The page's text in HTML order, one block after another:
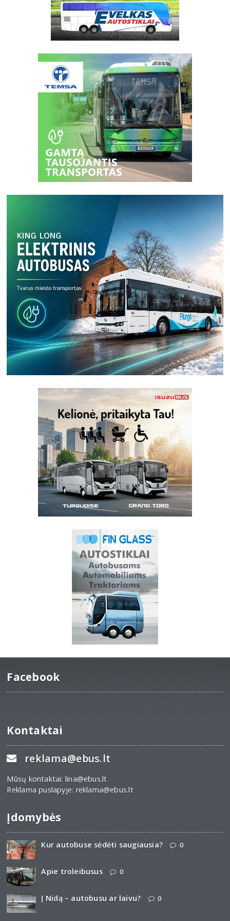
Facebook
Kontaktai
reklama@ebus.lt
Mūsų kontaktai: lina@ebus.lt
Reklama puslapyje: reklama@ebus.lt
Įdomybės
Kur autobuse sėdėti saugiausia? 0
Apie troleibusus 0
Į Nidą – autobusu ar laivu? 0